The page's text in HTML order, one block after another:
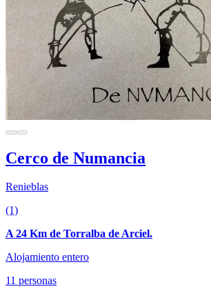
Cerco de Numancia
Renieblas
(1)
A 24 Km de Torralba de Arciel.
Alojamiento entero
11 personas